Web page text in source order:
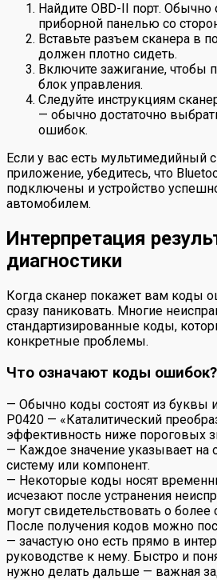
Найдите OBD-II порт.
приборной панелью со
Вставьте разъем сканера в
должен плотно сидеть.
Включите зажигание, чтобы
блок управления.
Следуйте инструкциям
— обычно достаточно
ошибок.
Если у вас есть мультимедийный
приложение, убедитесь, что
подключены и устройство
автомобилем.
Интерпретация
диагностики
Когда сканер покажет вам коды
сразу паниковать. Многие
стандартизированные коды,
конкретные проблемы.
Что означают коды ошибок?
— Обычно коды состоят из буквы
P0420 — «Каталитический
эффективность ниже пороговых
— Каждое значение указывает на
систему или компонент.
— Некоторые коды носят
исчезают после устранения
могут свидетельствовать о
После получения кодов можно
— зачастую оно есть прямо в
руководстве к нему. Быстро и
нужно делать дальше — важная